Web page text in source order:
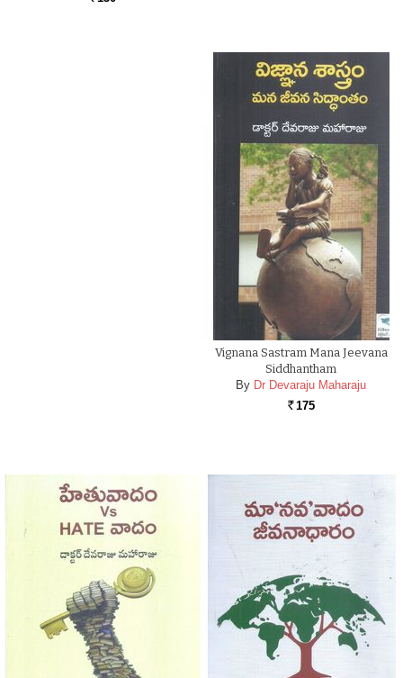
Vignana Sastram Mana Jeevana
Siddhantham
By Dr Devaraju Maharaju
Rs. 175